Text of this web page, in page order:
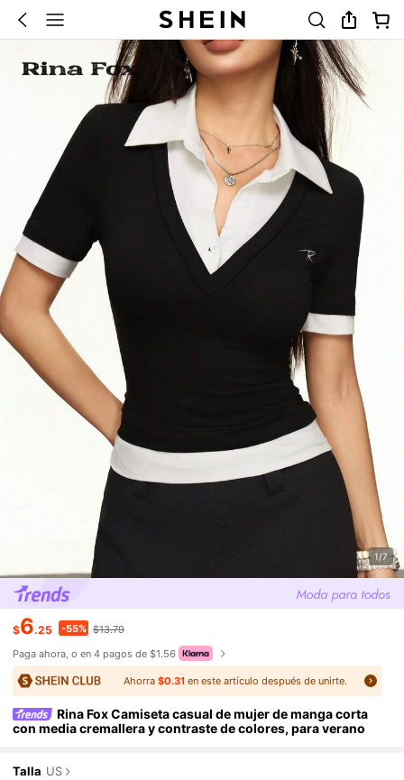
1/7
$6.25 -55% $13.79
Paga ahora, o en 4 pagos de $1.56
Ahorra $0.31en este artículo después de unirte.
Rina Fox Camiseta casual de mujer de manga corta
con media cremallera y contraste de colores, para verano
Talla US